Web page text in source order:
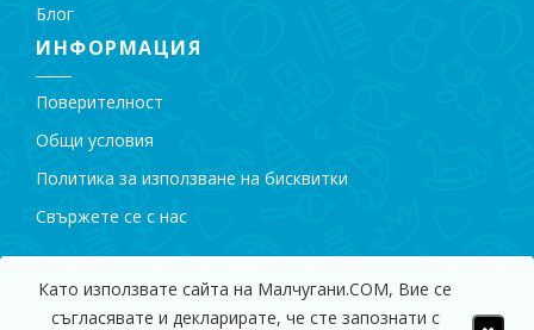
Като използвате сайта на Малчугани.COM, Вие се
съгласявате и декларирате, че сте запознати с
Блог
ИНФОРМАЦИЯ
Поверителност
Общи условия
Политика за използване на бисквитки
Свържете се с нас
© 2009 - 2018 Магазин за Детски Играчки "Малчугани".